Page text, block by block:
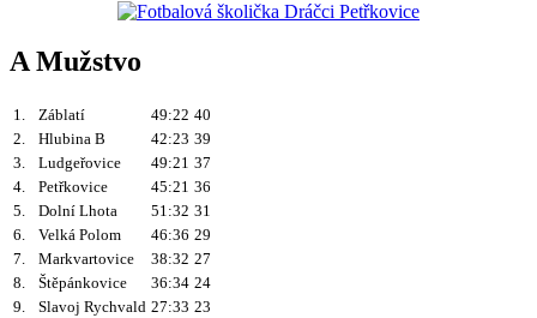
A Mužstvo
1. Záblatí 49:22 40
2.
Hlubina B 42:23 39
3.
Ludgeřovice 49:21 37
4.
Petřkovice 45:21 36
5.
Dolní Lhota 51:32 31
6.
Velká Polom 46:36 29
7.
Markvartovice 38:32 27
8.
Štěpánkovice 36:34 24
9.
Slavoj Rychvald 27:33 23